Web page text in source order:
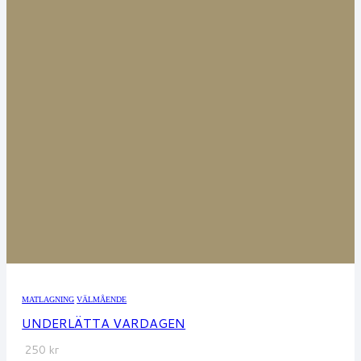
MATLAGNING VÄLMÅENDE
UNDERLÄTTA VARDAGEN
250 kr